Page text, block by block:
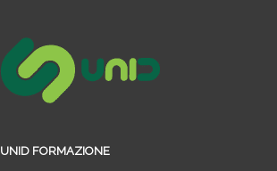
UNID FORMAZIONE